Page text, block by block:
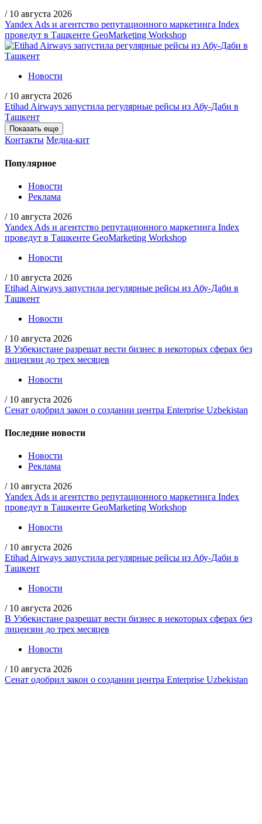
/ 10 августа 2026
Yandex Ads и агентство репутационного маркетинга Index
проведут в Ташкенте GeoMarketing Workshop
Новости
/ 10 августа 2026
Etihad Airways запустила регулярные рейсы из Абу-Даби в
Ташкент
Показать еще
Контакты Медиа-кит
Популярное
Новости
Реклама
/ 10 августа 2026
Yandex Ads и агентство репутационного маркетинга Index
проведут в Ташкенте GeoMarketing Workshop
Новости
/ 10 августа 2026
Etihad Airways запустила регулярные рейсы из Абу-Даби в
Ташкент
Новости
/ 10 августа 2026
В Узбекистане разрешат вести бизнес в некоторых сферах без
лицензии до трех месяцев
Новости
/ 10 августа 2026
Сенат одобрил закон о создании центра Enterprise Uzbekistan
Последние новости
Новости
Реклама
/ 10 августа 2026
Yandex Ads и агентство репутационного маркетинга Index
проведут в Ташкенте GeoMarketing Workshop
Новости
/ 10 августа 2026
Etihad Airways запустила регулярные рейсы из Абу-Даби в
Ташкент
Новости
/ 10 августа 2026
В Узбекистане разрешат вести бизнес в некоторых сферах без
лицензии до трех месяцев
Новости
/ 10 августа 2026
Сенат одобрил закон о создании центра Enterprise Uzbekistan